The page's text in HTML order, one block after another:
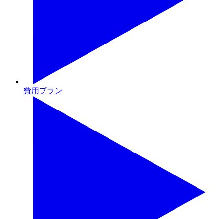
費用プラン